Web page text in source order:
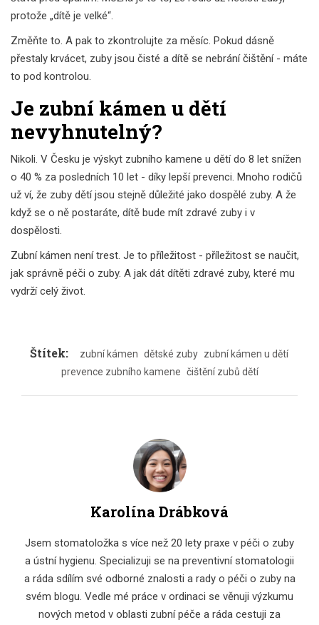
protože „dítě je velké“.
Změňte to. A pak to zkontrolujte za měsíc. Pokud dásně
přestaly krvácet, zuby jsou čisté a dítě se nebrání čištění - máte
to pod kontrolou.
Je zubní kámen u dětí
nevyhnutelný?
Nikoli. V Česku je výskyt zubního kamene u dětí do 8 let snížen
o 40 % za posledních 10 let - díky lepší prevenci. Mnoho rodičů
už ví, že zuby dětí jsou stejně důležité jako dospělé zuby. A že
když se o ně postaráte, dítě bude mít zdravé zuby i v
dospělosti.
Zubní kámen není trest. Je to příležitost - příležitost se naučit,
jak správně péči o zuby. A jak dát dítěti zdravé zuby, které mu
vydrží celý život.
Štítek: zubní kámen dětské zuby zubní kámen u dětí
prevence zubního kamene čištění zubů dětí
Karolína Drábková
Jsem stomatoložka s více než 20 lety praxe v péči o zuby
a ústní hygienu. Specializuji se na preventivní stomatologii
a ráda sdílím své odborné znalosti a rady o péči o zuby na
svém blogu. Vedle mé práce v ordinaci se věnuji výzkumu
nových metod v oblasti zubní péče a ráda cestuji za